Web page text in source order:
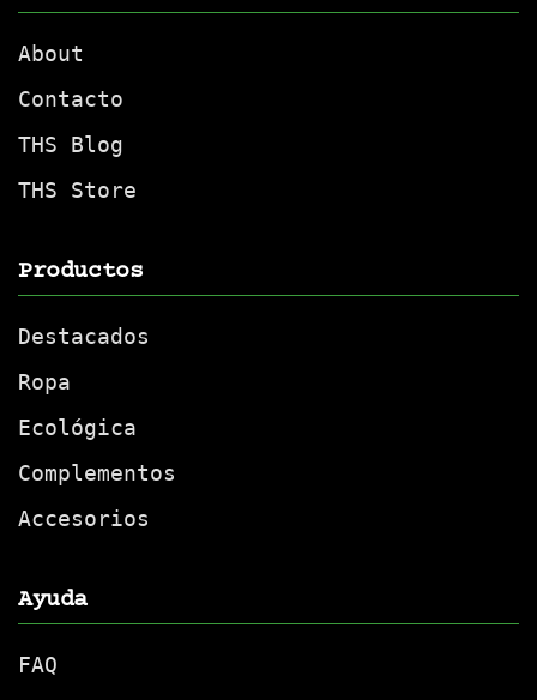
About
Contacto
THS Blog
THS Store
Productos
Destacados
Ropa
Ecológica
Complementos
Accesorios
Ayuda
FAQ